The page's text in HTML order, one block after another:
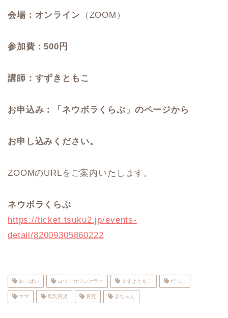
会場：オンライン （ZOOM）
参加費：500円
講師：すずきともこ
お申込み：「ネウボラくらぶ」のページから
お申し込みください。
ZOOMのURLをご案内いたします。
ネウボラくらぶ
https://ticket.tsuku2.jp/events-
detail/82009305860222
おっぱい コウ・カウンセラー すずきともこ だっこ
ママ 母乳育児 育児 赤ちゃん